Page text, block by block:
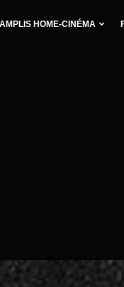
AMPLIS HOME-CINÉMA